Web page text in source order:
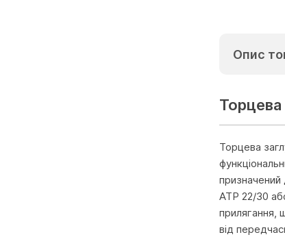
Опис
Торцева
призначений
ATP 22/30
прилягання,
від